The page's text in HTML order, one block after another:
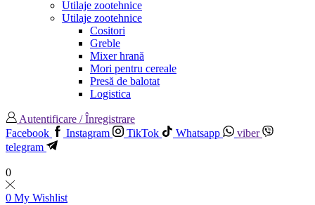
Utilaje zootehnice
Utilaje zootehnice
Cositori
Greble
Mixer hrană
Mori pentru cereale
Presă de balotat
Logistica
Autentificare / Înregistrare
Facebook
Instagram TikTok Whatsapp
viber
telegram
0
0 My Wishlist